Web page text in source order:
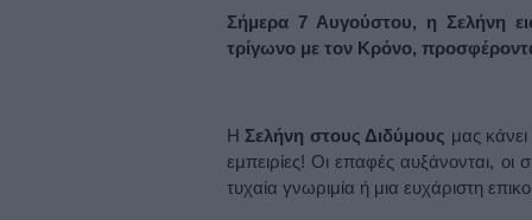
Σήμερα 7 Αυγούστου, η Σελήνη
τρίγωνο με τον Κρόνο,
Η Σελήνη στους Διδύμους μας
εμπειρίες! Οι επαφές αυξάνονται, οι
τυχαία γνωριμία ή μια ευχάριστη